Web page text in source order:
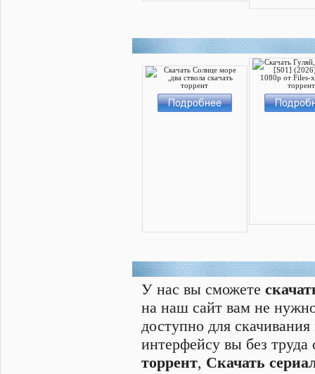
У нас вы сможете
на наш сайт вам не
доступно для
интерфейсу вы без
торрент, Скачать